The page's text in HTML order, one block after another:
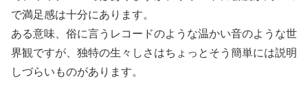
で満足感は十分にあります。
ある意味、俗に言うレコードのような温かい音のような世
界観ですが、独特の生々しさはちょっとそう簡単には説明
しづらいものがあります。